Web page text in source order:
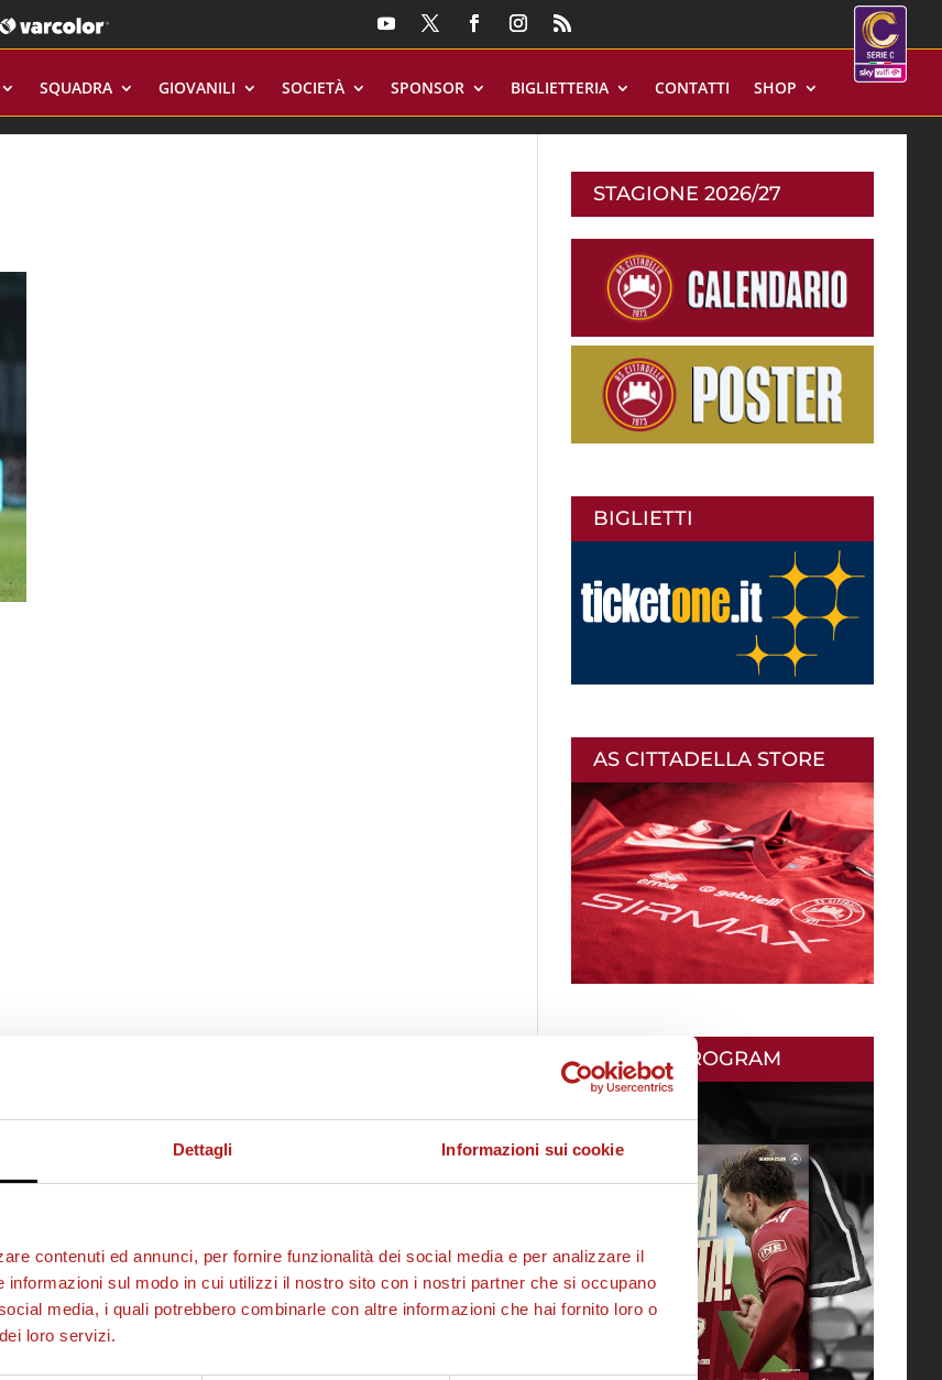
Dettagli Informazioni sui cookie
contenuti ed annunci, per fornire funzionalità dei social media e per analizzare il
informazioni sul modo in cui utilizzi il nostro sito con i nostri partner che si occupano
media, i quali potrebbero combinarle con altre informazioni che hai fornito loro o
loro servizi.
SQUADRA GIOVANILI SOCIETÀ SPONSOR BIGLIETTERIA CONTATTI SHOP
STAGIONE 2026/27
BIGLIETTI
AS CITTADELLA STORE
MATCH PROGRAM